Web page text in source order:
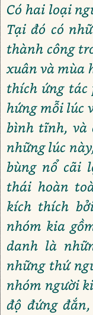
Có hai loại
Tại đó có
thành công
xuân và mùa
thích ứng tác
hứng mỗi lúc
bình tĩnh, và
những lúc
bùng nổ cãi
thái hoàn
kích thích
nhóm kia
danh là
những thứ
nhóm người
độ đứng